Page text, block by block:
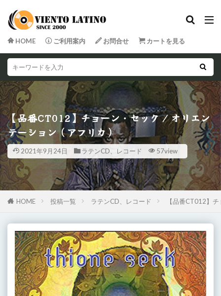
HOME ご利用案内 お問合せ カートを見る
【品番CT012】チョーン・セック / オリエン
テーション（アフリカ）
2021年9月24日 ラテンCD、レコード 57view
HOME 投稿一覧 ラテンCD、レコード 【品番CT012】